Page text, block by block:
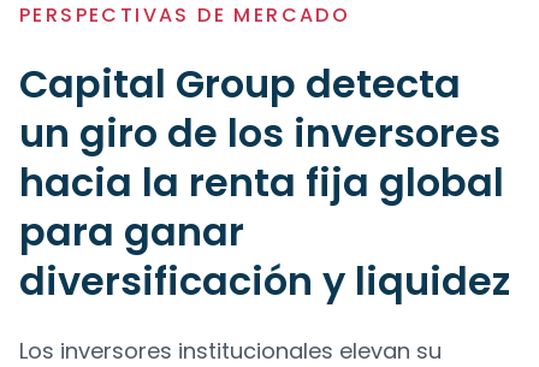
PERSPECTIVAS DE MERCADO
Capital Group detecta
un giro de los inversores
hacia la renta fija global
para ganar
diversificación y liquidez
Los inversores institucionales elevan su